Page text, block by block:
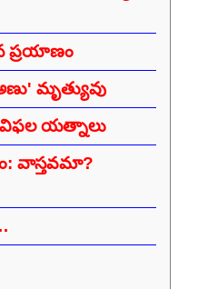
ప్రయాణం
మృత్యువు
విఫల యత్నాలు
వాస్తవమా?